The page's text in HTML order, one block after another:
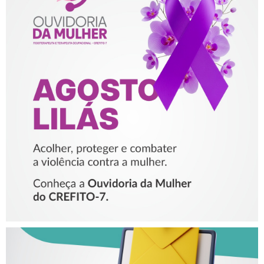
AGOSTO LILÁS – ACOLHER,
PROTEGER E COMBATER A
VIOLÊNCIA CONTRA A
MULHER